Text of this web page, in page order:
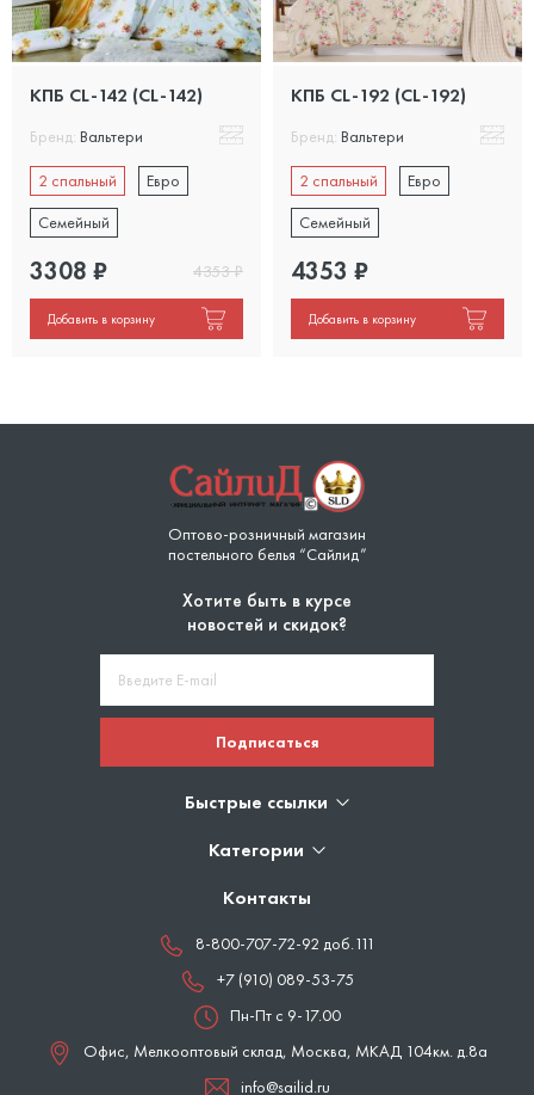
КПБ CL-142 (CL-142)
Бренд: Вальтери
2 спальный
Евро
Семейный
3308 ₽ 4353₽
Добавить в корзину
КПБ CL-192 (CL-192)
Бренд: Вальтери
2 спальный
Евро
Семейный
4353 ₽
Добавить в корзину
Оптово-розничный магазин
постельного белья “Сайлид”
Хотите быть в курсе
новостей и скидок?
Подписаться
Быстрые ссылки
Категории
Контакты
8-800-707-72-92 доб.111
+7 (910) 089-53-75
Пн-Пт с 9-17.00
Офис, Мелкооптовый склад, Москва, МКАД 104км. д.8а
info@sailid.ru